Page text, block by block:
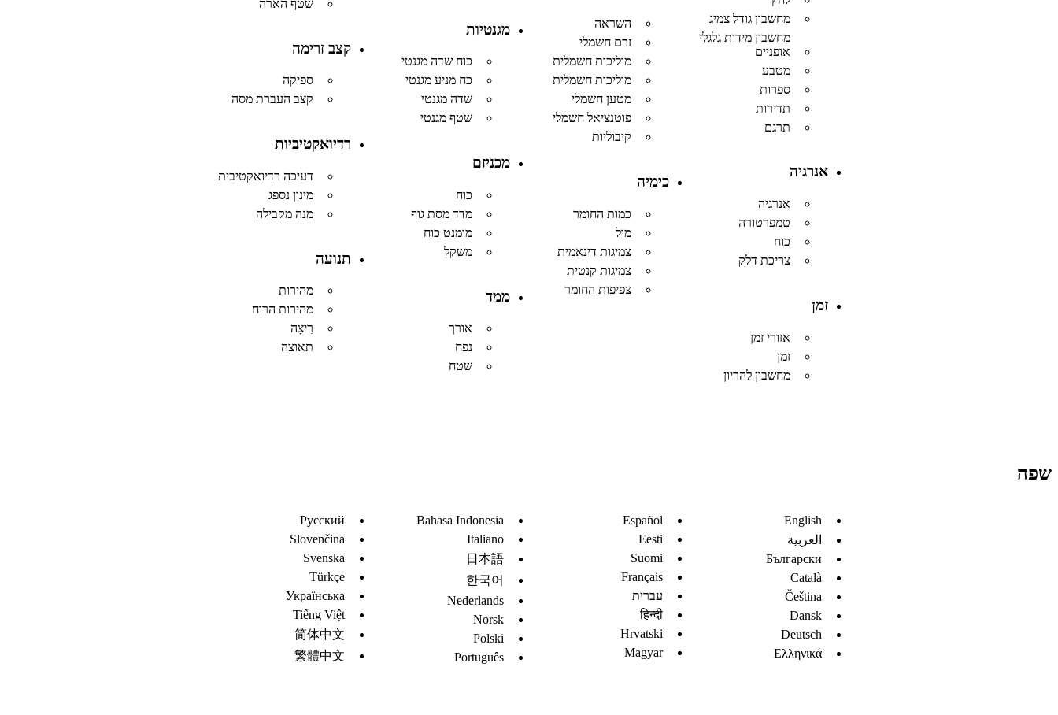
מחשבון גודל צמיג
מחשבון מידות גלגלי
אופניים
מטבע
ספרות
תדירות
תרגם
אנרגיה
אנרגיה
טמפרטורה
כוח
צריכת דלק
זמן
אזורי זמן
זמן
מחשבון להריון
השראה
זרם חשמלי
מוליכות חשמלית
מוליכות חשמלית
מטען חשמלי
פוטנציאל חשמלי
קיבוליות
כימיה
כמות החומר
מול
צמיגות דינאמית
צמיגות קנטית
צפיפות החומר
מגנטיות
כוח שדה מגנטי
כח מניע מגנטי
שדה מגנטי
שטף מגנטי
מכניזם
כוח
מדד מסת גוף
מומנט כוח
משקל
ממד
אורך
נפח
שטח
שטף הארה
קצב זרימה
ספיקה
קצב העברת מסה
רדיואקטיביות
דעיכה רדיואקטיבית
מינון נספג
מנה מקבילה
תנועה
מהירות
מהירות הרוח
רִיצָה
תאוצה
שפה
English
العربية
Български
Català
Čeština
Dansk
Deutsch
Ελληνικά
Español
Eesti
Suomi
Français
עברית
हिन्दी
Hrvatski
Magyar
Bahasa Indonesia
Italiano
日本語
한국어
Nederlands
Norsk
Polski
Português
Русский
Slovenčina
Svenska
Türkçe
Украïнська
Tiếng Việt
简体中文
繁體中文